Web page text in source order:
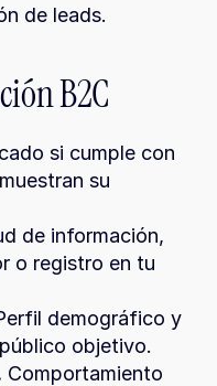
de leads.
B2C
si cumple con
su
de información,
o registro en tu
demográfico y
objetivo.
Comportamiento